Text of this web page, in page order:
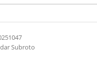
Subroto